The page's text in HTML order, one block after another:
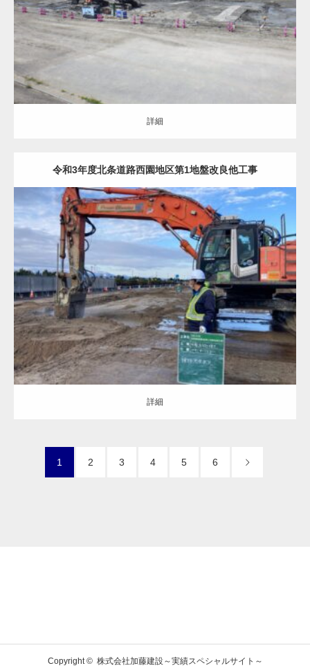
詳細
詳細
令和3年度北条道路西園地区第1地盤改良他工事
地盤改良（ALL） 液状化対策
詳細
詳細
1 2 3 4 5 6
Copyright © 株式会社加藤建設～実績スペシャルサイト～